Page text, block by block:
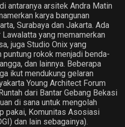
antaranya arsitek Andra Matin
karya bangunan
Surabaya dan Jakarta. Ada
yang memamerkan
juga Studio Onix yang
rokok menjadi benda-
dan lainnya. Beberapa
ikut mendukung gelaran
Young Architect Forum
dari Bantar Gebang Bekasi
di sana untuk mengolah
pakai, Komunitas Asosiasi
dan lain sebagainya).